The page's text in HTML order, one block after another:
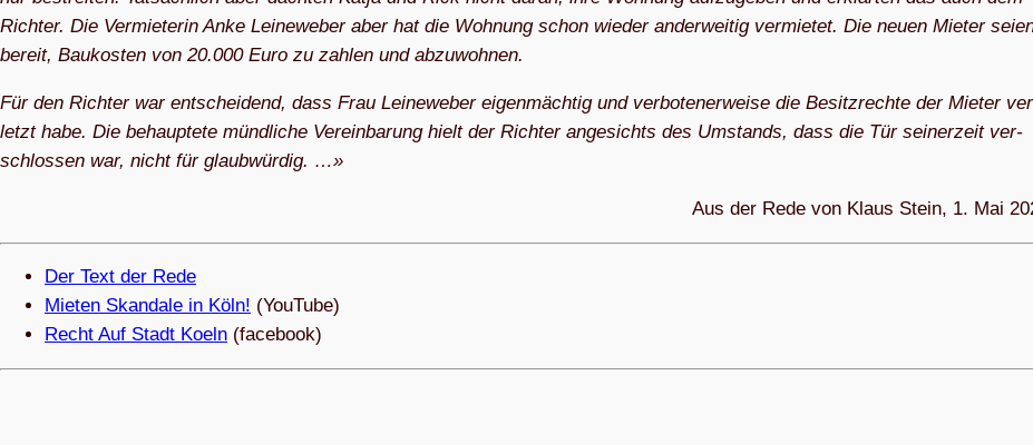
Rich­ter. Die Ver­mie­te­rin Anke Lei­ne­we­ber aber hat die Woh­nung schon wie­der ander­wei­tig ver­mie­tet. Die neuen Mie­ter
bereit, Bau­kos­ten von 20.000 Euro zu zah­len und abzuwohnen.
Für den Rich­ter war ent­schei­dend, dass Frau Lei­ne­we­ber eigen­mäch­tig und ver­bo­te­ner­weise die Besitz­rechte der Mie­ter
letzt habe. Die behaup­tete münd­li­che Ver­ein­ba­rung hielt der Rich­ter ange­sichts des Umstands, dass die Tür sei­ner­zeit ver­
schlos­sen war, nicht für glaubwürdig. …»
Aus der Rede von Klaus Stein, 1. Mai
Der Text der Rede
Mie­ten Skan­dale in Köln! (You­Tube)
Recht Auf Stadt Koeln (face­book)